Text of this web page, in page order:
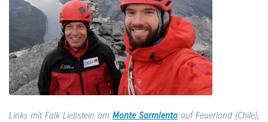
Links mit Falk Liebstein am Monte Sarmiento auf Feuerland (Chile),